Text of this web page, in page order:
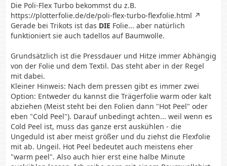
Die Poli-Flex Turbo bekommst du z.B.
https://plotterfolie.de/de/poli-flex-turbo-flexfolie.html
Gerade bei Trikots ist das DIE Folie... aber natürlich
funktioniert sie auch tadellos auf Baumwolle.
Grundsätzlich ist die Pressdauer und Hitze immer Abhängig
von der Folie und dem Textil. Das steht aber in der Regel
mit dabei.
Kleiner Hinweis: Nach dem pressen gibt es immer zwei
Option: Entweder du kannst die Trägerfolie warm oder kalt
abziehen (Meist steht bei den Folien dann "Hot Peel" oder
eben "Cold Peel"). Darauf unbedingt achten... weil wenn es
Cold Peel ist, muss das ganze erst auskühlen - die
Ungeduld ist aber meist größer und du ziehst die Flexfolie
mit ab. Ungeil. Hot Peel bedeutet auch meistens eher
"warm peel". Also auch hier erst eine halbe Minute